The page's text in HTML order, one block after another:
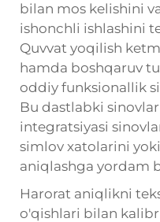
bilan mos kelishini
ishonchli ishlashini
Quvvat yoqilish
hamda boshqaruv
oddiy funksionallik
Bu dastlabki
integratsiyasi
simlov xatolarini
aniqlashga yordam
Harorat aniqlikni
o'qishlari bilan